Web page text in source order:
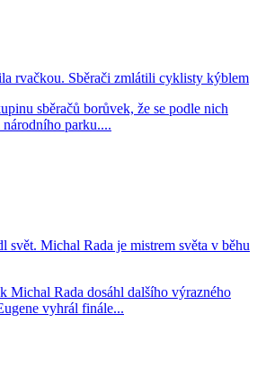
rvačkou. Sběrači zmlátili cyklisty kýblem
sběračů borůvek, že se podle nich
národního parku....
svět. Michal Rada je mistrem světa v běhu
Michal Rada dosáhl dalšího výrazného
vyhrál finále...